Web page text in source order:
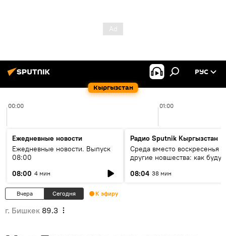
Кыргызстан
РУС
00:00 01:00
Ежедневные новости
Ежедневные новости. Выпуск
08:00
08:00 4 мин
Радио Sputnik Кыргызстан
Среда вместо воскресенья и
другие новшества: как будут
08:04 38 мин
Вчера Сегодня К эфиру
г. Бишкек 89.3